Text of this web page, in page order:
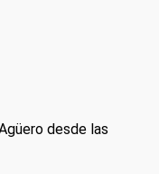
desde las